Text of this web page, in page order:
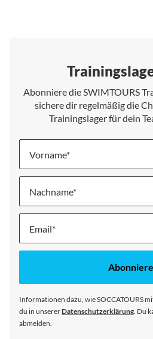
Abonniere die SWIMTOURS
sichere dir regelmäßig die
Trainingslager für dein
Vorname
Nachname
Melde
für
Informationen dazu, wie SOCCATOURS
du in unsererDatenschutzerklärung. Du
abmelden.